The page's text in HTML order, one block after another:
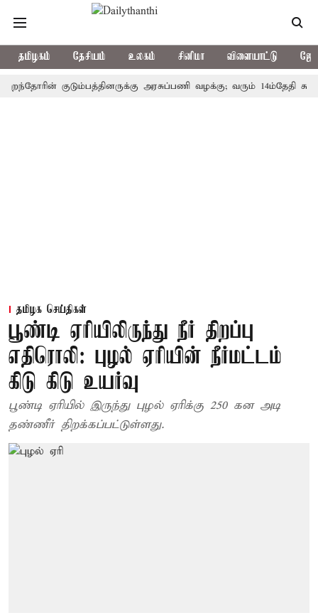
தமிழகம் தேசியம் உலகம் சினிமா விளையாட்டு
குடும்பத்தினருக்கு அரசுப்பணி வழக்கு; வரும் 14ம்தேதி
தமிழக செய்திகள்
பூண்டி ஏரியிலிருந்து நீர் திறப்பு
எதிரொலி: புழல் ஏரியின் நீர்மட்டம்
கிடு கிடு உயர்வு
பூண்டி ஏரியில் இருந்து புழல் ஏரிக்கு 250 கன அடி
தண்ணீர் திறக்கப்பட்டுள்ளது.